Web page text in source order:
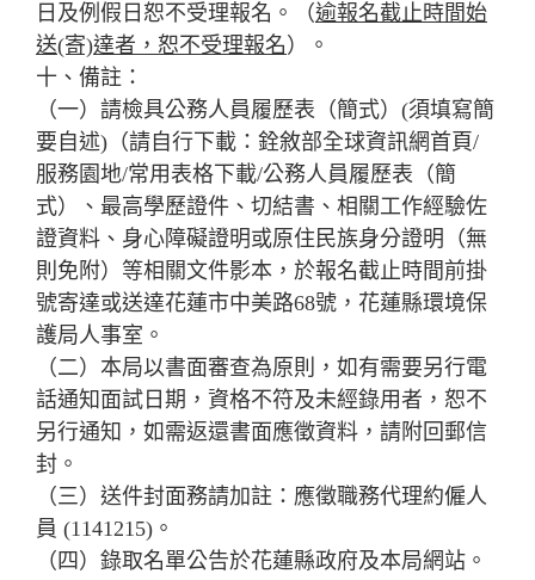
日及例假日恕不受理報名。（逾報名截止時間始
送(寄)達者，恕不受理報名 ）。
十、備註：
（一）請檢具公務人員履歷表（簡式）(須填寫簡
要自述)（請自行下載：銓敘部全球資訊網首頁/
服務園地/常用表格下載/公務人員履歷表（簡
式）、最高學歷證件、切結書、相關工作經驗佐
證資料、身心障礙證明或原住民族身分證明（無
則免附）等相關文件影本，於報名截止時間前掛
號寄達或送達花蓮市中美路68號，花蓮縣環境保
護局人事室。
（二）本局以書面審查為原則，如有需要另行電
話通知面試日期，資格不符及未經錄用者，恕不
另行通知，如需返還書面應徵資料，請附回郵信
封。
（三）送件封面務請加註：應徵職務代理約僱人
員 (1141215)。
（四）錄取名單公告於花蓮縣政府及本局網站。